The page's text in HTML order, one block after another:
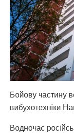
Бойову частину
вибухотехніки
Водночас